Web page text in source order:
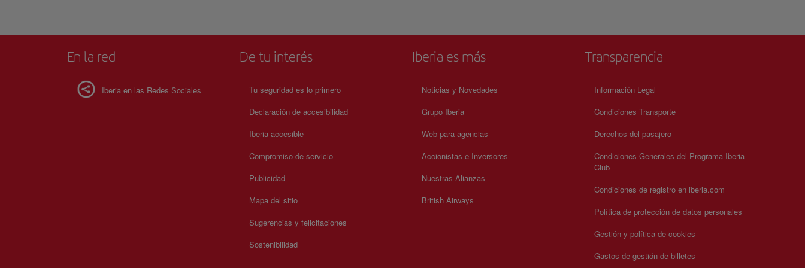
En la red
Iberia en las Redes Sociales
De tu interés
Tu seguridad es lo primero
Declaración de accesibilidad
Iberia accesible
Compromiso de servicio
Publicidad
Mapa del sitio
Sugerencias y felicitaciones
Sostenibilidad
Iberia es más
Noticias y Novedades
Grupo Iberia
Web para agencias
Accionistas e Inversores
Nuestras Alianzas
British Airways
Transparencia
Información Legal
Condiciones Transporte
Derechos del pasajero
Condiciones Generales del Programa Iberia
Club
Condiciones de registro en iberia.com
Política de protección de datos personales
Gestión y política de cookies
Gastos de gestión de billetes